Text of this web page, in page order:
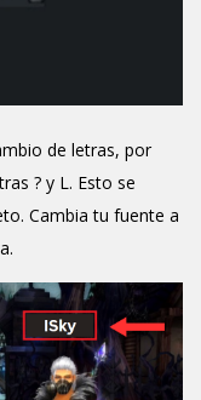
de letras, por
? y L. Esto se
Cambia tu fuente a